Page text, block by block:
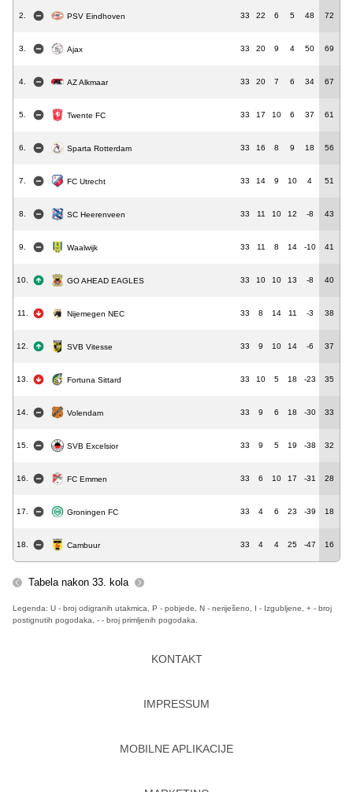
2. PSV Eindhoven 33 22 6 5 48 72
3. Ajax 33 20 9 4 50 69
4. AZ Alkmaar 33 20 7 6 34 67
5. Twente FC 33 17 10 6 37 61
6. Sparta Rotterdam 33 16 8 9 18 56
7. FC Utrecht 33 14 9 10 4 51
8. SC Heerenveen 33 11 10 12 -8 43
9. Waalwijk 33 11 8 14 -10 41
10. GO AHEAD EAGLES 33 10 10 13 -8 40
11. Nijemegen NEC 33 8 14 11 -3 38
12. SVB Vitesse 33 9 10 14 -6 37
13. Fortuna Sittard 33 10 5 18 -23 35
14. Volendam 33 9 6 18 -30 33
15. SVB Excelsior 33 9 5 19 -38 32
16. FC Emmen 33 6 10 17 -31 28
17. Groningen FC 33 4 6 23 -39 18
18. Cambuur 33 4 4 25 -47 16
Tabela nakon 33. kola
Legenda: U - broj odigranih utakmica, P - pobjede, N - neriješeno, I - Izgubljene, + - broj
postignutih pogodaka, - - broj primljenih pogodaka.
KONTAKT
IMPRESSUM
MOBILNE APLIKACIJE